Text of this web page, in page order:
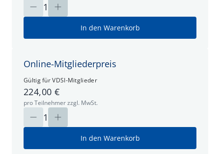
1
In den Warenkorb
Online-Mitgliederpreis
Gültig für VDSI-Mitglieder
224,00 €
pro Teilnehmer zzgl. MwSt.
1
In den Warenkorb